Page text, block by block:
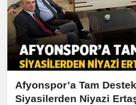
Afyonspor’a Tam
Siyasilerden Niyazi